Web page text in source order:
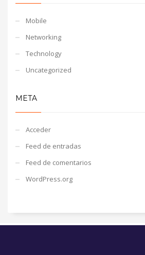
Mobile
Networking
Technology
Uncategorized
META
Acceder
Feed de entradas
Feed de comentarios
WordPress.org